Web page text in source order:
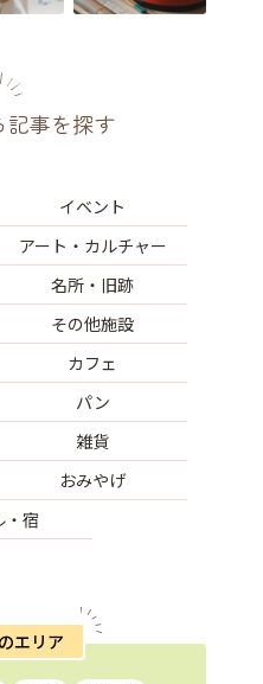
記事を探す
イベント
アート・カルチャー
名所・旧跡
その他施設
カフェ
パン
雑貨
おみやげ
・宿
エリア